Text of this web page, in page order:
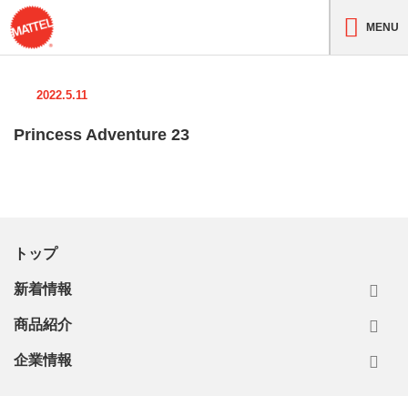
MENU
2022.5.11
Princess Adventure 23
トップ
新着情報
商品紹介
企業情報